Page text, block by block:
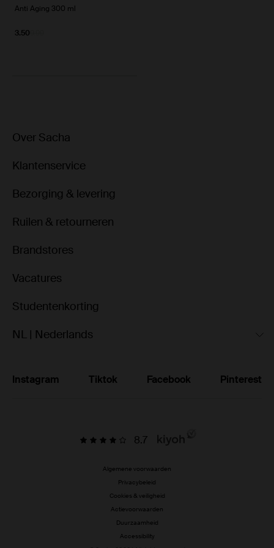
Anti Aging 300 ml
3.50
Over Sacha
Klantenservice
Bezorging & levering
Ruilen & retourneren
Brandstores
Vacatures
Studentenkorting
NL | Nederlands
Instagram Tiktok Facebook Pinterest
8.7
Algemene voorwaarden
Privacybeleid
Cookies & veiligheid
Actievoorwaarden
Duurzaamheid
Accessibility